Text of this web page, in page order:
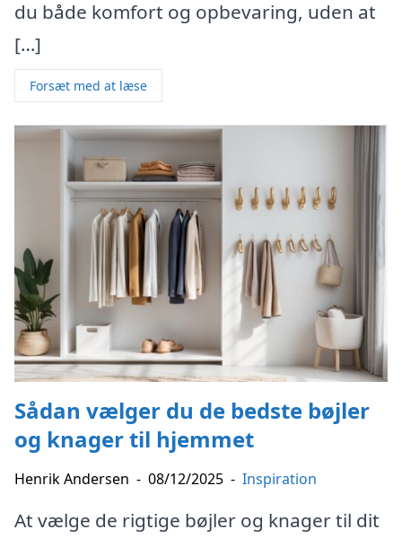
du både komfort og opbevaring, uden at
[…]
Forsæt med at læse
Sådan vælger du de bedste bøjler
og knager til hjemmet
Henrik Andersen - 08/12/2025 - Inspiration
At vælge de rigtige bøjler og knager til dit